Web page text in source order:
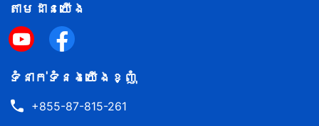
តាម​ដាន​យើង​
ទំនាក់​ទំនង​យើង​ខ្ញុំ
+855-87-815-261